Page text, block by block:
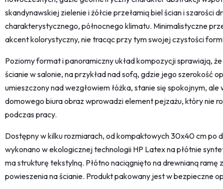
skandynawskiej zielenie i żółcie przełamią biel ścian i szarości
charakterystycznego, północnego klimatu. Minimalistyczne
akcent kolorystyczny, nie tracąc przy tym swojej czystości
Poziomy format i panoramiczny układ kompozycji sprawiają,
ścianie w salonie, na przykład nad sofą, gdzie jego szerokość
umieszczony nad wezgłowiem łóżka, stanie się spokojnym,
domowego biura obraz wprowadzi element pejzażu, który nie
podczas pracy.
Dostępny w kilku rozmiarach, od kompaktowych 30x40 cm po
wykonano w ekologicznej technologii HP Latex na płótnie
ma strukturę tekstylną. Płótno naciągnięto na drewnianą ramę
powieszenia na ścianie. Produkt pakowany jest w bezpieczne